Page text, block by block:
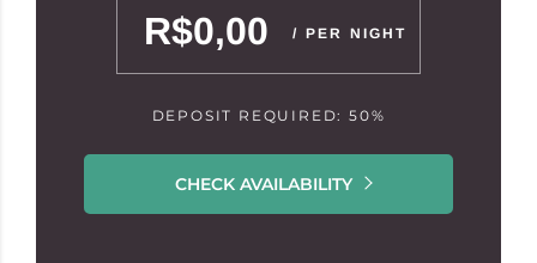
R$0,00 / PER NIGHT
DEPOSIT REQUIRED: 50%
CHECK AVAILABILITY